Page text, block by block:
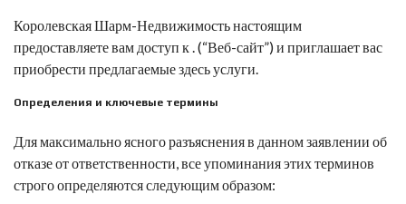
Королевская Шарм-Недвижимостьнастоящим
предоставляете вам доступ к.(“Веб-сайт”) и приглашает вас
приобрести предлагаемые здесь услуги.
Определения и ключевые термины
Для максимально ясного разъяснения в данном заявлении об
отказе от ответственности, все упоминания этих терминов
строго определяются следующим образом: